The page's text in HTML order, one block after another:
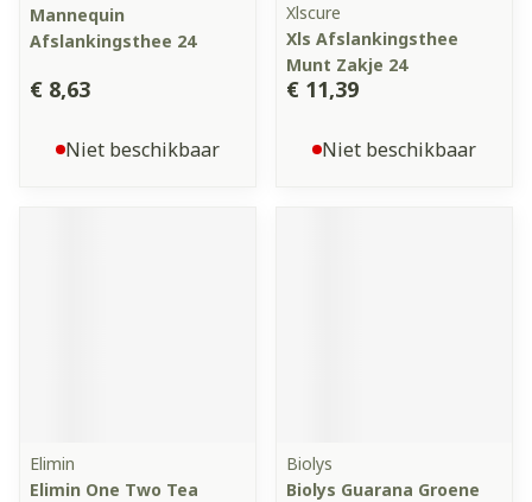
Mannequin
Afslankingsthee 24
€ 8,63
Niet beschikbaar
Xlscure
Xls Afslankingsthee
Munt Zakje 24
€ 11,39
Niet beschikbaar
Elimin
Elimin One Two Tea
Biolys
Biolys Guarana Groene